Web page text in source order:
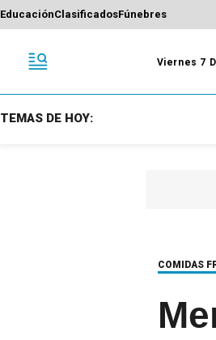
EducaciónClasificadosFúnebres
Viernes 7
TEMAS DE HOY:
COMIDAS